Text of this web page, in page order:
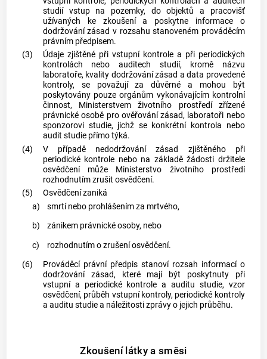
studií vstup na pozemky, do objektů a pracovišť
užívaných ke zkoušení a poskytne informace o
dodržování zásad v rozsahu stanoveném prováděcím
právním předpisem.
(3)
Údaje zjištěné při vstupní kontrole a při periodických
kontrolách nebo auditech studií, kromě názvu
laboratoře, kvality dodržování zásad a data provedené
kontroly, se považují za důvěrné a mohou být
poskytovány pouze orgánům vykonávajícím kontrolní
činnost, Ministerstvem životního prostředí zřízené
právnické osobě pro ověřování zásad, laboratoři nebo
sponzorovi studie, jichž se konkrétní kontrola nebo
audit studie přímo týká.
(4)
V případě nedodržování zásad zjištěného při
periodické kontrole nebo na základě žádosti držitele
osvědčení může Ministerstvo životního prostředí
rozhodnutím zrušit osvědčení.
(5)
Osvědčení zaniká
a)
smrtí nebo prohlášením za mrtvého,
b)
zánikem právnické osoby, nebo
c)
rozhodnutím o zrušení osvědčení.
(6)
Prováděcí právní předpis stanoví rozsah informací o
dodržování zásad, které mají být poskytnuty při
vstupní a periodické kontrole a auditu studie, vzor
osvědčení, průběh vstupní kontroly, periodické kontroly
a auditu studie a náležitosti zprávy o jejich průběhu.
Zkoušení látky a směsi